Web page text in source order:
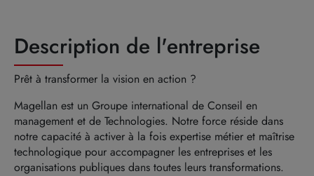
Description de l'entreprise
Prêt à transformer la vision en action ?
Magellan est un Groupe international de Conseil en
management et de Technologies. Notre force réside dans
notre capacité à activer à la fois expertise métier et maîtrise
technologique pour accompagner les entreprises et les
organisations publiques dans toutes leurs transformations.